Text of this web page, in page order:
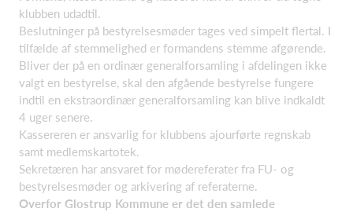
klubben udadtil.
Beslutninger på bestyrelsesmøder tages ved simpelt flertal. I
tilfælde af stemmelighed er formandens stemme afgørende.
Bliver der på en ordinær generalforsamling i afdelingen ikke
valgt en bestyrelse, skal den afgående bestyrelse fungere
indtil en ekstraordinær generalforsamling kan blive indkaldt
4 uger senere.
Kassereren er ansvarlig for klubbens ajourførte regnskab
samt medlemskartotek.
Sekretæren har ansvaret for mødereferater fra FU- og
bestyrelsesmøder og arkivering af referaterne.
Overfor Glostrup Kommune er det den samlede